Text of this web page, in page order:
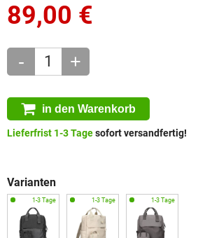
89,00 €
- +
in den Warenkorb
Lieferfrist 1-3 Tagesofort versandfertig!
Varianten